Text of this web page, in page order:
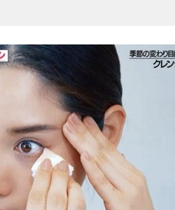
『アイ＝
E齋藤樹愛
ビュー